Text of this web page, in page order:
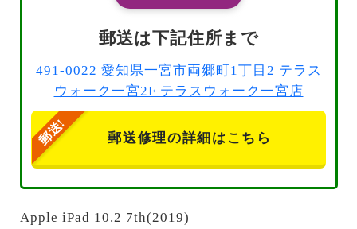
郵送は下記住所まで
491-0022 愛知県一宮市両郷町1丁目2 テラス
ウォーク一宮2F テラスウォーク一宮店
郵送修理の詳細はこちら
Apple iPad 10.2 7th(2019)